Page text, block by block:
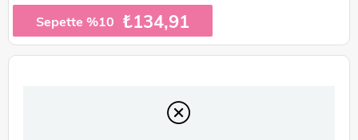
Sepette %10 ₺134,91